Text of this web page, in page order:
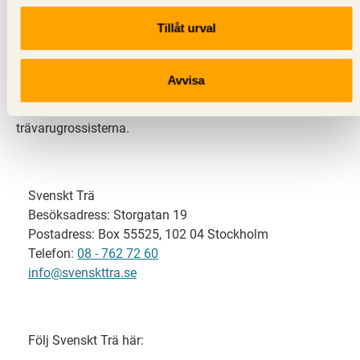
Tillåt urval
Avvisa
Svenskt Trä representerar svensk sågverksindustri
och är en del av branschorganisationen
svensk limträ-, KL-trä- och förpackningsindustri samt
trävarugrossisterna.
Svenskt Trä
Besöksadress: Storgatan 19
Postadress: Box 55525, 102 04 Stockholm
Telefon: 08 - 762 72 60
info@svenskttra.se
Följ Svenskt Trä här: